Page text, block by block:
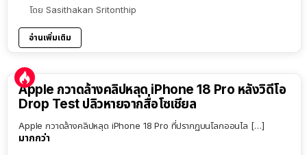
โดย Sasithakan Sritonthip
อ่านเพิ่มเติม
Apple กวาดล้างคลิปหลุด iPhone 18 Pro หลังวิดีโอ
Drop Test ปลิวหายจากสื่อโซเชียล
Apple กวาดล้างคลิปหลุด iPhone 18 Pro ที่ปรากฏบนโลกออนไล […]
มากกว่า